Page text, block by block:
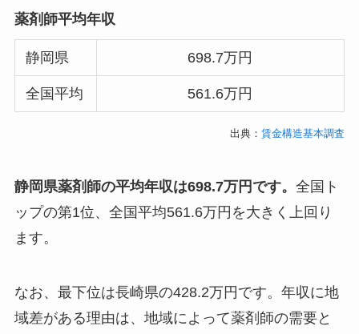
薬剤師平均年収
静岡県 698.7万円
全国平均 561.6万円
出典：賃金構造基本調査
静岡県薬剤師の平均年収は698.7万円です。 全国ト
ップの第1位、全国平均561.6万円を大きく上回り
ます。
なお、最下位は長崎県の428.2万円です。年収に地
域差がある理由は、地域によって薬剤師の需要と